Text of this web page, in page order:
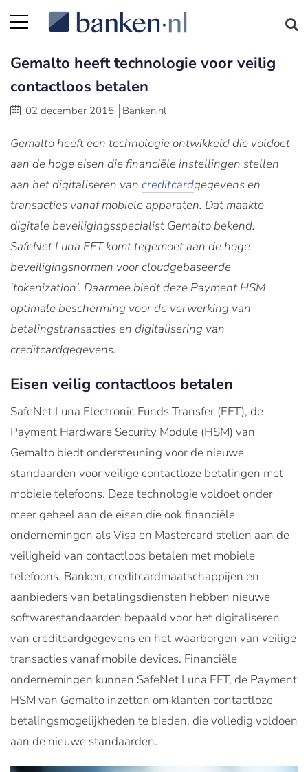
Gemalto heeft technologie voor veilig
contactloos betalen
02 december 2015 Banken.nl
Gemalto heeft een technologie ontwikkeld die voldoet
aan de hoge eisen die financiële instellingen stellen
aan het digitaliseren van creditcardgegevens en
transacties vanaf mobiele apparaten. Dat maakte
digitale beveiligingsspecialist Gemalto bekend.
SafeNet Luna EFT komt tegemoet aan de hoge
beveiligingsnormen voor cloudgebaseerde
‘tokenization’. Daarmee biedt deze Payment HSM
optimale bescherming voor de verwerking van
betalingstransacties en digitalisering van
creditcardgegevens.
Eisen veilig contactloos betalen
SafeNet Luna Electronic Funds Transfer (EFT), de
Payment Hardware Security Module (HSM) van
Gemalto biedt ondersteuning voor de nieuwe
standaarden voor veilige contactloze betalingen met
mobiele telefoons. Deze technologie voldoet onder
meer geheel aan de eisen die ook financiële
ondernemingen als Visa en Mastercard stellen aan de
veiligheid van contactloos betalen met mobiele
telefoons. Banken, creditcardmaatschappijen en
aanbieders van betalingsdiensten hebben nieuwe
softwarestandaarden bepaald voor het digitaliseren
van creditcardgegevens en het waarborgen van veilige
transacties vanaf mobile devices. Financiële
ondernemingen kunnen SafeNet Luna EFT, de Payment
HSM van Gemalto inzetten om klanten contactloze
betalingsmogelijkheden te bieden, die volledig voldoen
aan de nieuwe standaarden.